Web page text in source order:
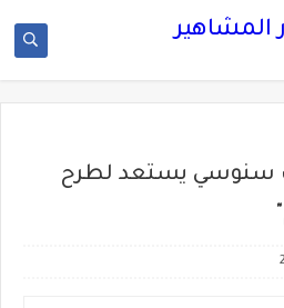
المشاهير
سنوسي يستعد لطرح